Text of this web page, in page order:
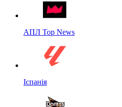
АПЛ Top News
Іспанія